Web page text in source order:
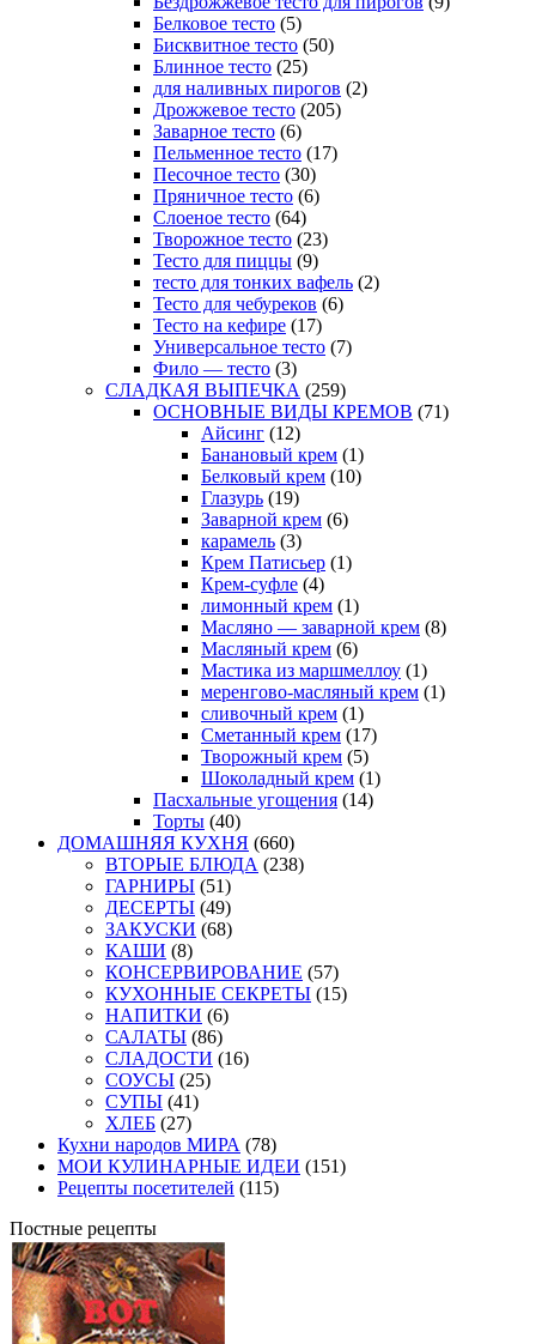
Белковое тесто (5)
Бисквитное тесто (50)
Блинное тесто (25)
для наливных пирогов (2)
Дрожжевое тесто (205)
Заварное тесто (6)
Пельменное тесто (17)
Песочное тесто (30)
Пряничное тесто (6)
Слоеное тесто (64)
Творожное тесто (23)
Тесто для пиццы (9)
тесто для тонких вафель (2)
Тесто для чебуреков (6)
Тесто на кефире (17)
Универсальное тесто (7)
Фило — тесто (3)
СЛАДКАЯ ВЫПЕЧКА (259)
ОСНОВНЫЕ ВИДЫ КРЕМОВ (71)
Айсинг (12)
Банановый крем (1)
Белковый крем (10)
Глазурь (19)
Заварной крем (6)
карамель (3)
Крем Патисьер (1)
Крем-суфле (4)
лимонный крем (1)
Масляно — заварной крем (8)
Масляный крем (6)
Мастика из маршмеллоу (1)
меренгово-масляный крем (1)
сливочный крем (1)
Сметанный крем (17)
Творожный крем (5)
Шоколадный крем (1)
Пасхальные угощения (14)
Торты (40)
ДОМАШНЯЯ КУХНЯ (660)
ВТОРЫЕ БЛЮДА (238)
ГАРНИРЫ (51)
ДЕСЕРТЫ (49)
ЗАКУСКИ (68)
КАШИ (8)
КОНСЕРВИРОВАНИЕ (57)
КУХОННЫЕ СЕКРЕТЫ (15)
НАПИТКИ (6)
САЛАТЫ (86)
СЛАДОСТИ (16)
СОУСЫ (25)
СУПЫ (41)
ХЛЕБ (27)
Кухни народов МИРА (78)
МОИ КУЛИНАРНЫЕ ИДЕИ (151)
Рецепты посетителей (115)
Постные рецепты